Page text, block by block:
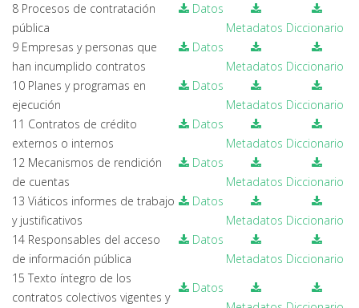
8 Procesos de contratación
pública
Datos
Metadatos Diccionario
9 Empresas y personas que
han incumplido contratos
Datos
Metadatos Diccionario
10 Planes y programas en
ejecución
Datos
Metadatos Diccionario
11 Contratos de crédito
externos o internos
Datos
Metadatos Diccionario
12 Mecanismos de rendición
de cuentas
Datos
Metadatos Diccionario
13 Viáticos informes de trabajo
y justificativos
Datos
Metadatos Diccionario
14 Responsables del acceso
de información pública
Datos
Metadatos Diccionario
15 Texto íntegro de los
contratos colectivos vigentes y
Datos